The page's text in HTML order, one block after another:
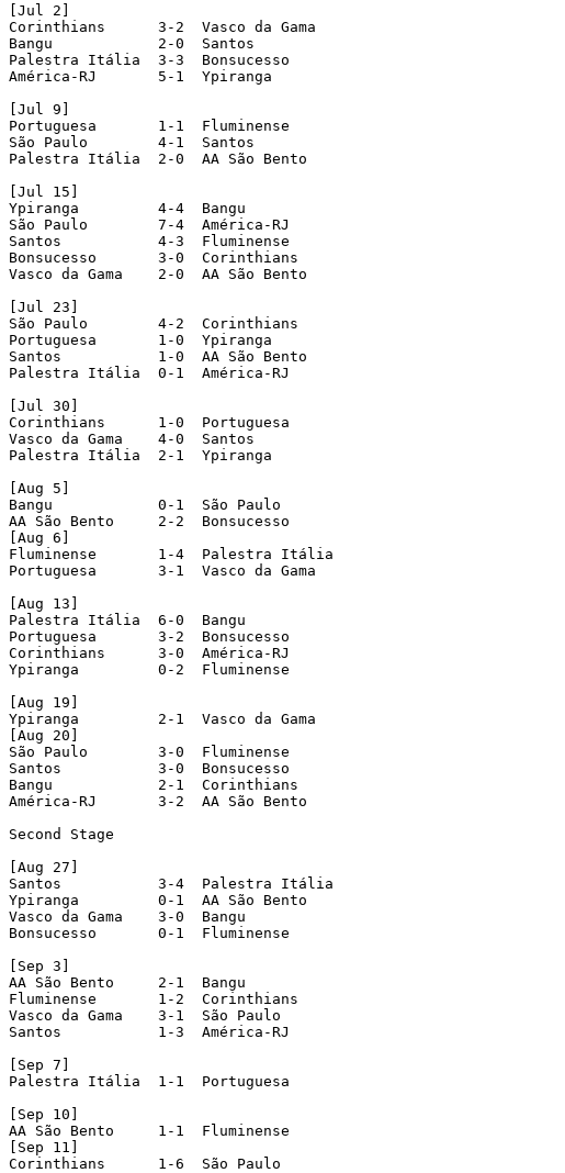
[Jul 2]
Corinthians      3-2  Vasco da Gama
Bangu            2-0  Santos
Palestra Itália  3-3  Bonsucesso
América-RJ       5-1  Ypiranga
[Jul 9]
Portuguesa       1-1  Fluminense
São Paulo        4-1  Santos
Palestra Itália  2-0  AA São Bento
[Jul 15]
Ypiranga         4-4  Bangu
São Paulo        7-4  América-RJ
Santos           4-3  Fluminense
Bonsucesso       3-0  Corinthians
Vasco da Gama    2-0  AA São Bento
[Jul 23]
São Paulo        4-2  Corinthians
Portuguesa       1-0  Ypiranga
Santos           1-0  AA São Bento
Palestra Itália  0-1  América-RJ
[Jul 30]
Corinthians      1-0  Portuguesa
Vasco da Gama    4-0  Santos
Palestra Itália  2-1  Ypiranga
[Aug 5]
Bangu            0-1  São Paulo
AA São Bento     2-2  Bonsucesso
[Aug 6]
Fluminense       1-4  Palestra Itália
Portuguesa       3-1  Vasco da Gama
[Aug 13]
Palestra Itália  6-0  Bangu
Portuguesa       3-2  Bonsucesso
Corinthians      3-0  América-RJ
Ypiranga         0-2  Fluminense
[Aug 19]
Ypiranga         2-1  Vasco da Gama
[Aug 20]
São Paulo        3-0  Fluminense
Santos           3-0  Bonsucesso
Bangu            2-1  Corinthians
América-RJ       3-2  AA São Bento
Second Stage
[Aug 27]
Santos           3-4  Palestra Itália
Ypiranga         0-1  AA São Bento
Vasco da Gama    3-0  Bangu
Bonsucesso       0-1  Fluminense
[Sep 3]
AA São Bento     2-1  Bangu
Fluminense       1-2  Corinthians
Vasco da Gama    3-1  São Paulo
Santos           1-3  América-RJ
[Sep 7]
Palestra Itália  1-1  Portuguesa
[Sep 10]
AA São Bento     1-1  Fluminense
[Sep 11]
Corinthians      1-6  São Paulo